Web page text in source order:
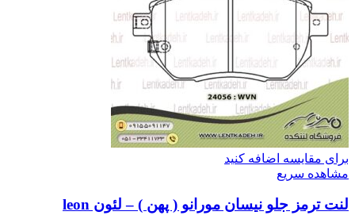
برای مقایسه اضافه کنید
مشاهده سریع
لنت ترمز جلو نیسان مورانو ( پهن ) – لئون leon